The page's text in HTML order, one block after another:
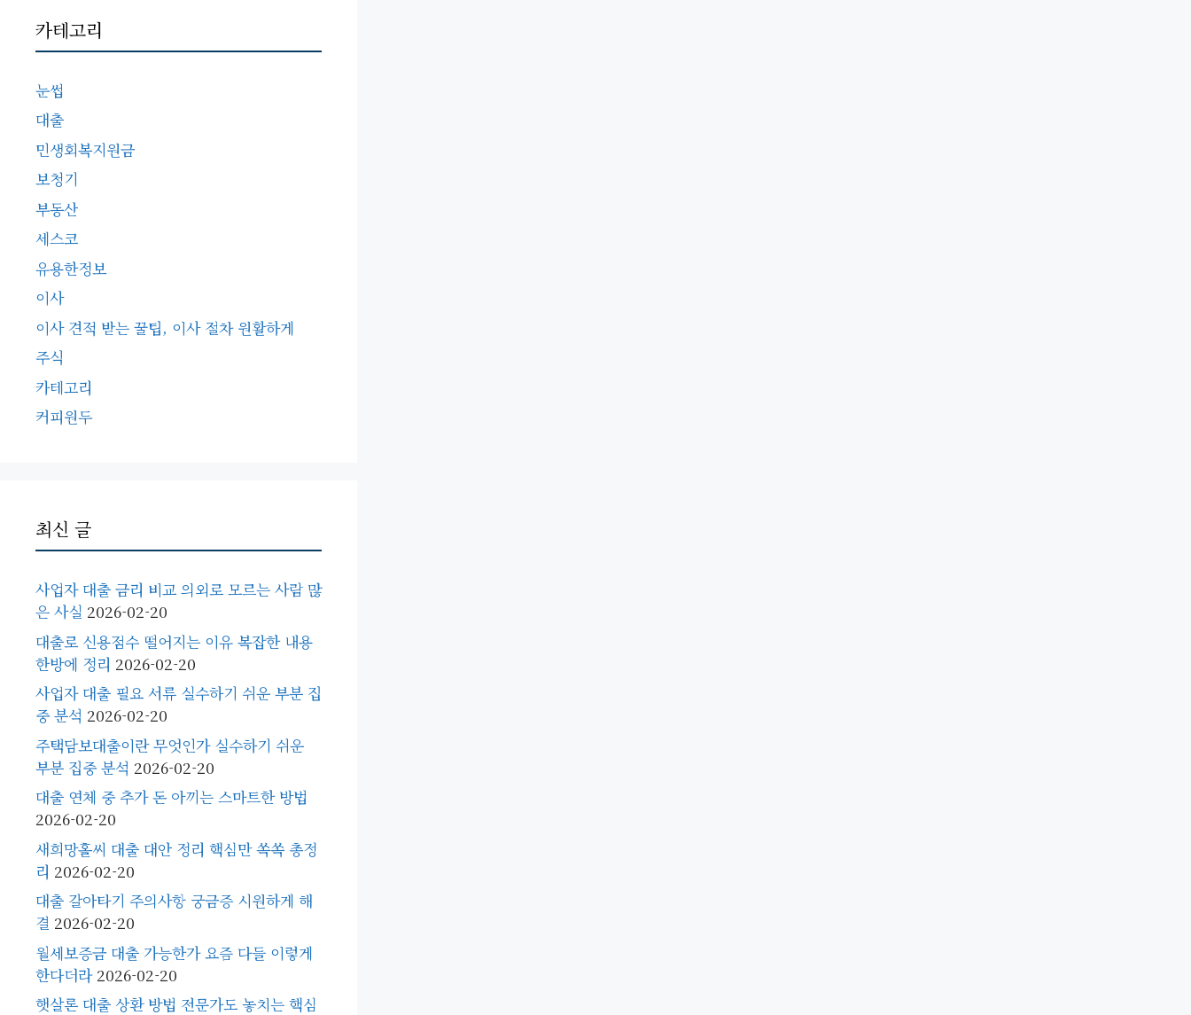
카테고리
눈썹
대출
민생회복지원금
보청기
부동산
세스코
유용한정보
이사
이사 견적 받는 꿀팁, 이사 절차 원활하게
주식
카테고리
커피원두
최신 글
사업자 대출 금리 비교 의외로 모르는 사람 많
은 사실 2026-02-20
대출로 신용점수 떨어지는 이유 복잡한 내용
한방에 정리 2026-02-20
사업자 대출 필요 서류 실수하기 쉬운 부분 집
중 분석 2026-02-20
주택담보대출이란 무엇인가 실수하기 쉬운
부분 집중 분석 2026-02-20
대출 연체 중 추가 돈 아끼는 스마트한 방법
2026-02-20
새희망홀씨 대출 대안 정리 핵심만 쏙쏙 총정
리 2026-02-20
대출 갈아타기 주의사항 궁금증 시원하게 해
결 2026-02-20
월세보증금 대출 가능한가 요즘 다들 이렇게
한다더라 2026-02-20
햇살론 대출 상환 방법 전문가도 놓치는 핵심